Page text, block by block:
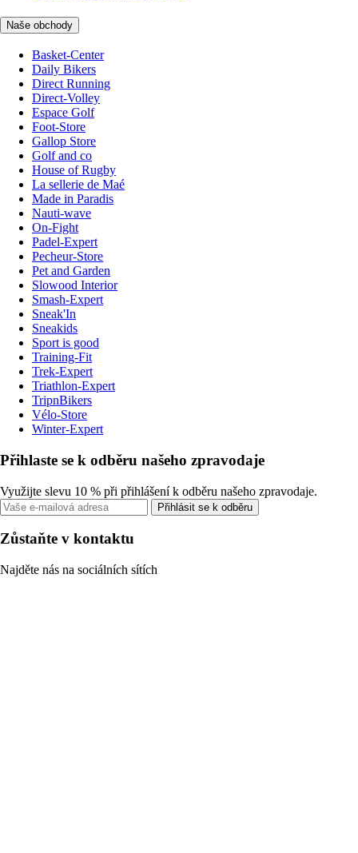
Naše obchody
Basket-Center
Daily Bikers
Direct Running
Direct-Volley
Espace Golf
Foot-Store
Gallop Store
Golf and co
House of Rugby
La sellerie de Maé
Made in Paradis
Nauti-wave
On-Fight
Padel-Expert
Pecheur-Store
Pet and Garden
Slowood Interior
Smash-Expert
Sneak'In
Sneakids
Sport is good
Training-Fit
Trek-Expert
Triathlon-Expert
TripnBikers
Vélo-Store
Winter-Expert
Přihlaste se k odběru našeho zpravodaje
Využijte slevu 10 % při přihlášení k odběru našeho zpravodaje.
Přihlásit se k odběru
Zůstaňte v kontaktu
Najděte nás na sociálních sítích